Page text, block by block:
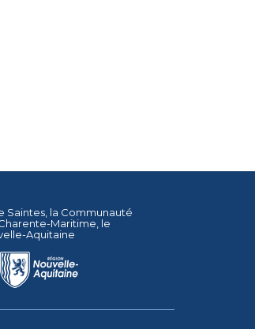
Saintes , la Communauté
Maritime , le
Aquitaine